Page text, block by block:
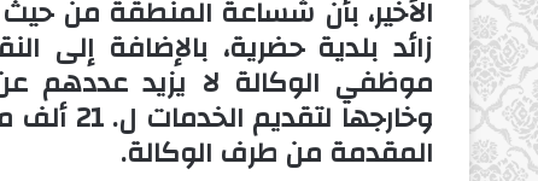
الأخير، بأن شساعة المنطقة من
زائد بلدية حضرية، بالإضافة إلى
المقدمة من طرف الوكالة.